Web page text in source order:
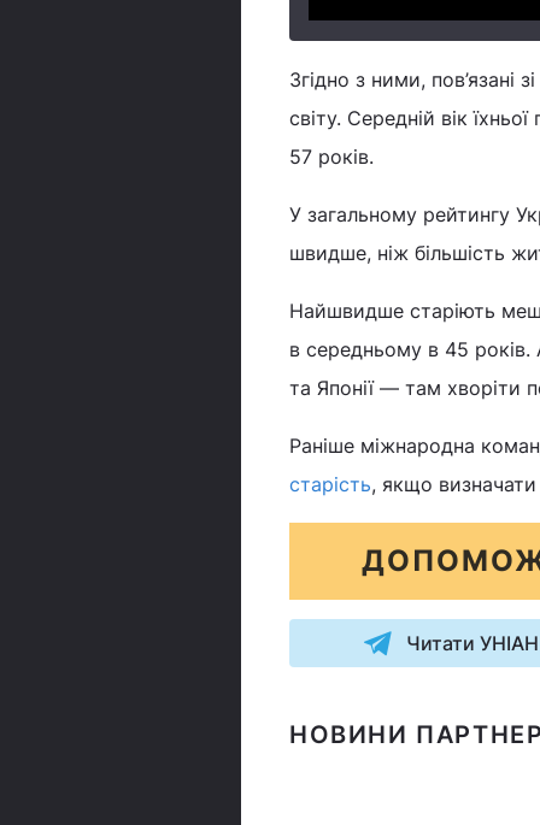
Згідно з ними, пов’язані
світу. Середній вік
57 років.
У загальному рейтингу
швидше, ніж більшість
​Найшвидше старіють
в середньому в 45 років.
та Японії — там хворіти
Раніше міжнародна
старість, якщо
Читати
НОВИНИ